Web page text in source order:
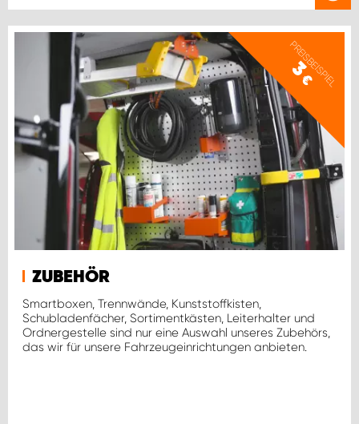
PREISBEISPIEL
3
€
ZUBEHÖR
Smartboxen, Trennwände, Kunststoffkisten,
Schubladenfächer, Sortimentkästen, Leiterhalter und
Ordnergestelle sind nur eine Auswahl unseres Zubehörs,
das wir für unsere Fahrzeugeinrichtungen anbieten.